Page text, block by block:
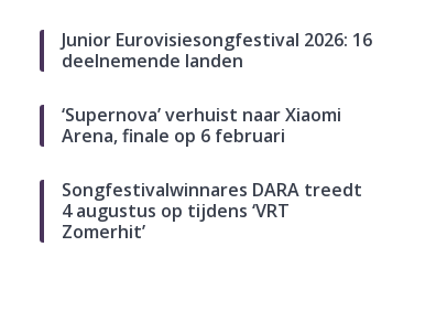
Junior Eurovisiesongfestival 2026: 16
deelnemende landen
‘Supernova’ verhuist naar Xiaomi
Arena, finale op 6 februari
Songfestivalwinnares DARA treedt
4 augustus op tijdens ‘VRT
Zomerhit’